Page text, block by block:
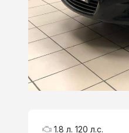
1.8 л. 120 л.с.